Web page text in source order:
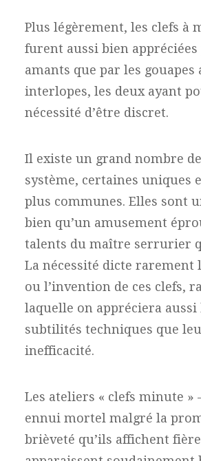
Plus légèrement, les clefs à
furent aussi bien appréciées
amants que par les gouapes
interlopes, les deux ayant
nécessité d’être discret.
Il existe un grand nombre
système, certaines uniques
plus communes. Elles sont
bien qu’un amusement
talents du maître serrurier
La nécessité dicte rarement
ou l’invention de ces clefs,
laquelle on appréciera
subtilités techniques que
inefficacité.
Les ateliers « clefs minute »
ennui mortel malgré la
brièveté qu’ils affichent